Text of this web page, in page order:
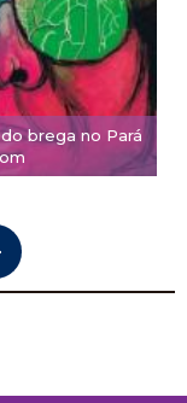
brega no Pará